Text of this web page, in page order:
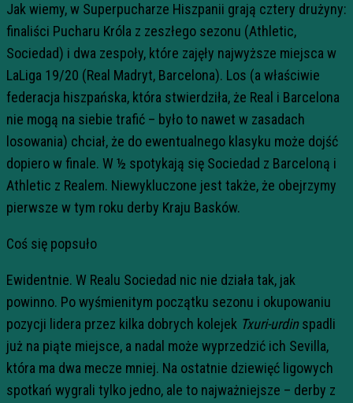
Jak wiemy, w Superpucharze Hiszpanii grają cztery drużyny:
finaliści Pucharu Króla z zeszłego sezonu (Athletic,
Sociedad) i dwa zespoły, które zajęły najwyższe miejsca w
LaLiga 19/20 (Real Madryt, Barcelona). Los (a właściwie
federacja hiszpańska, która stwierdziła, że Real i Barcelona
nie mogą na siebie trafić – było to nawet w zasadach
losowania) chciał, że do ewentualnego klasyku może dojść
dopiero w finale. W ½ spotykają się Sociedad z Barceloną i
Athletic z Realem. Niewykluczone jest także, że obejrzymy
pierwsze w tym roku derby Kraju Basków.
Coś się popsuło
Ewidentnie. W Realu Sociedad nic nie działa tak, jak
powinno. Po wyśmienitym początku sezonu i okupowaniu
pozycji lidera przez kilka dobrych kolejek Txuri-urdinspadli
już na piąte miejsce, a nadal może wyprzedzić ich Sevilla,
która ma dwa mecze mniej. Na ostatnie dziewięć ligowych
spotkań wygrali tylko jedno, ale to najważniejsze – derby z